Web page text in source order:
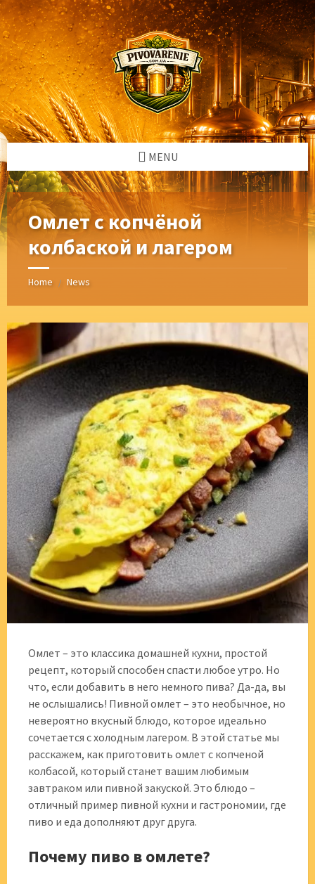
Skip
to
content
Skip
to
left
sidebar
Skip
to
right
sidebar
Skip
to
footer
MENU
Омлет с копчёной
колбаской и лагером
Home / News
Омлет – это классика домашней кухни, простой
рецепт, который способен спасти любое утро. Но
что, если добавить в него немного пива? Да-да, вы
не ослышались! Пивной омлет – это необычное, но
невероятно вкусный блюдо, которое идеально
сочетается с холодным лагером. В этой статье мы
расскажем, как приготовить омлет с копченой
колбасой, который станет вашим любимым
завтраком или пивной закуской. Это блюдо –
отличный пример пивной кухни и гастрономии, где
пиво и еда дополняют друг друга.
Почему пиво в омлете?